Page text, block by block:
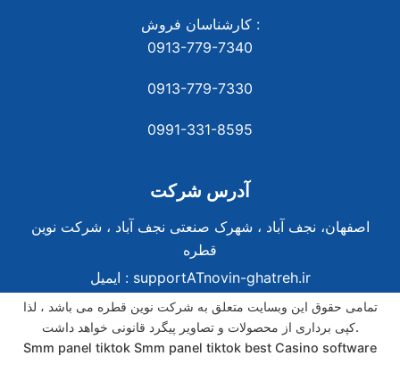
کارشناسان فروش :
0913-779-7340
0913-779-7330
0991-331-8595
آدرس شرکت
اصفهان، نجف آباد ، شهرک صنعتی نجف آباد ، شرکت نوین
قطره
ایمیل : supportATnovin-ghatreh.ir
تمامی حقوق این وبسایت متعلق به شرکت نوین قطره می باشد ، لذا
کپی برداری از محصولات و تصاویر پیگرد قانونی خواهد داشت.
Smm panel tiktok Smm panel tiktok best Casino software